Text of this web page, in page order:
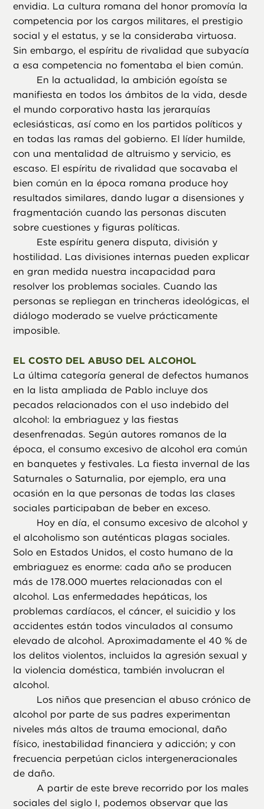
envidia. La cultura romana del honor promovía la
competencia por los cargos militares, el prestigio
social y el estatus, y se la consideraba virtuosa.
Sin embargo, el espíritu de rivalidad que subyacía
a esa competencia no fomentaba el bien común.
En la actualidad, la ambición egoísta se
manifiesta en todos los ámbitos de la vida, desde
el mundo corporativo hasta las jerarquías
eclesiásticas, así como en los partidos políticos y
en todas las ramas del gobierno. El líder humilde,
con una mentalidad de altruismo y servicio, es
escaso. El espíritu de rivalidad que socavaba el
bien común en la época romana produce hoy
resultados similares, dando lugar a disensiones y
fragmentación cuando las personas discuten
sobre cuestiones y figuras políticas.
Este espíritu genera disputa, división y
hostilidad. Las divisiones internas pueden explicar
en gran medida nuestra incapacidad para
resolver los problemas sociales. Cuando las
personas se repliegan en trincheras ideológicas, el
diálogo moderado se vuelve prácticamente
imposible.
EL COSTO DEL ABUSO DEL ALCOHOL
La última categoría general de defectos humanos
en la lista ampliada de Pablo incluye dos
pecados relacionados con el uso indebido del
alcohol: la embriaguez y las fiestas
desenfrenadas. Según autores romanos de la
época, el consumo excesivo de alcohol era común
en banquetes y festivales. La fiesta invernal de las
Saturnales o Saturnalia, por ejemplo, era una
ocasión en la que personas de todas las clases
sociales participaban de beber en exceso.
Hoy en día, el consumo excesivo de alcohol y
el alcoholismo son auténticas plagas sociales.
Solo en Estados Unidos, el costo humano de la
embriaguez es enorme: cada año se producen
más de 178.000 muertes relacionadas con el
alcohol. Las enfermedades hepáticas, los
problemas cardíacos, el cáncer, el suicidio y los
accidentes están todos vinculados al consumo
elevado de alcohol. Aproximadamente el 40 % de
los delitos violentos, incluidos la agresión sexual y
la violencia doméstica, también involucran el
alcohol.
Los niños que presencian el abuso crónico de
alcohol por parte de sus padres experimentan
niveles más altos de trauma emocional, daño
físico, inestabilidad financiera y adicción; y con
frecuencia perpetúan ciclos intergeneracionales
de daño.
A partir de este breve recorrido por los males
sociales del siglo I, podemos observar que las